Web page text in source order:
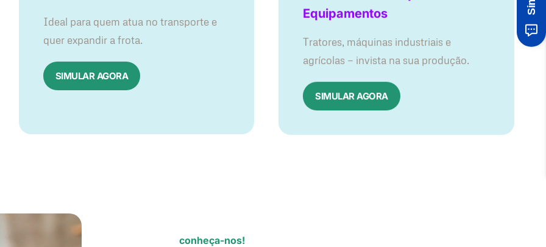
Ideal para quem atua no transporte e
quer expandir a frota.
SIMULAR AGORA
Equipamentos
Tratores, máquinas industriais e
agrícolas — invista na sua produção.
SIMULAR AGORA
conheça-nos!